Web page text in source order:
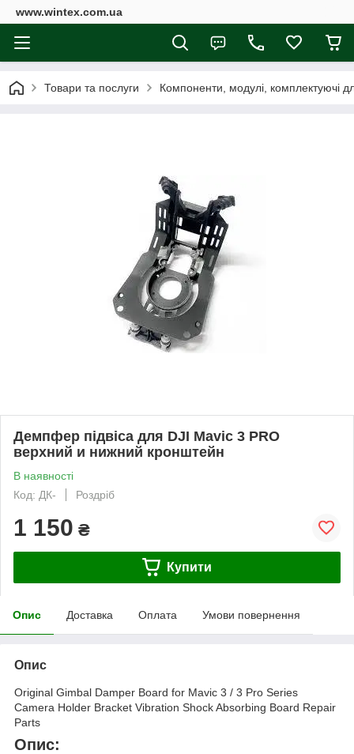
www.wintex.com.ua
Товари та послуги Компоненти, модулі, комплектуючі
Демпфер підвіса для DJI Mavic 3 PRO
верхний и нижний кронштейн
В наявності
Код: ДК-
Роздріб
1 150 ₴
Купити
Опис Доставка Оплата Умови повернення
Опис
Original Gimbal Damper Board for Mavic 3 / 3 Pro Series
Camera Holder Bracket Vibration Shock Absorbing Board Repair
Parts
Опис: